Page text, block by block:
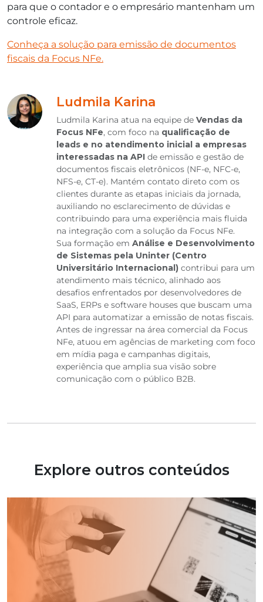
para que o contador e o empresário mantenham um
controle eficaz.
Conheça a solução para emissão de documentos
fiscais da Focus NFe.
Ludmila Karina
Ludmila Karina atua na equipe de Vendas da
Focus NFe, com foco na qualificação de
leads e no atendimento inicial a empresas
interessadas na API de emissão e gestão de
documentos fiscais eletrônicos (NF-e, NFC-e,
NFS-e, CT-e). Mantém contato direto com os
clientes durante as etapas iniciais da jornada,
auxiliando no esclarecimento de dúvidas e
contribuindo para uma experiência mais fluida
na integração com a solução da Focus NFe.
Sua formação em Análise e Desenvolvimento
de Sistemas pela Uninter (Centro
Universitário Internacional) contribui para um
atendimento mais técnico, alinhado aos
desafios enfrentados por desenvolvedores de
SaaS, ERPs e software houses que buscam uma
API para automatizar a emissão de notas fiscais.
Antes de ingressar na área comercial da Focus
NFe, atuou em agências de marketing com foco
em mídia paga e campanhas digitais,
experiência que amplia sua visão sobre
comunicação com o público B2B.
Explore outros conteúdos